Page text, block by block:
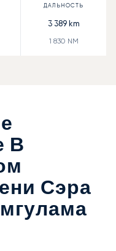
3 389km
1 830 NM
В
Сэра